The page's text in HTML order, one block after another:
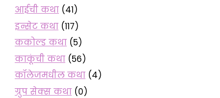
आईची कथा (41)
इन्सेट कथा (117)
ककोल्ड कथा (5)
काकूंची कथा (56)
कॉलेजमधील कथा (4)
ग्रुप सेक्स कथा (0)